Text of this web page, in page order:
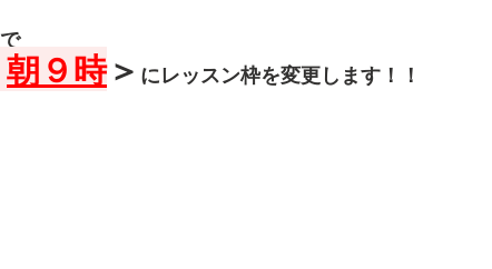
で
朝９時＞ にレッスン枠を変更します！！